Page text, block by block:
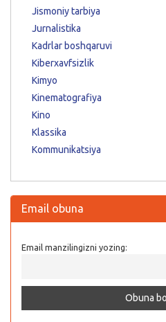
Jismoniy tarbiya
Jurnalistika
Kadrlar boshqaruvi
Kiberxavfsizlik
Kimyo
Kinematografiya
Kino
Klassika
Kommunikatsiya
Email obuna
Email manzilingizni yozing: